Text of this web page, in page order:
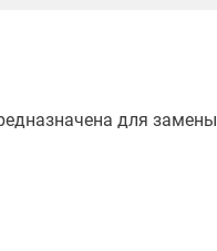
для замены